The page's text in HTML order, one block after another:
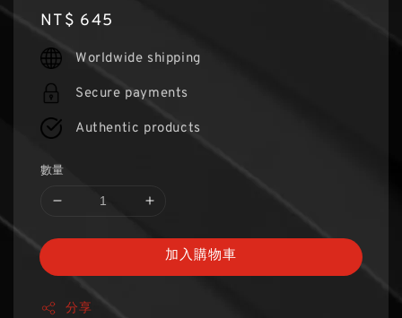
Regular
price
NT$ 645
Worldwide shipping
Secure payments
Authentic products
數量
加入購物車
分享